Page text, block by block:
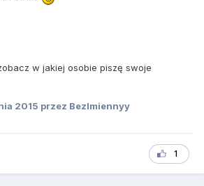
w jakiej osobie piszę swoje
2015 przez BezImiennyy
1